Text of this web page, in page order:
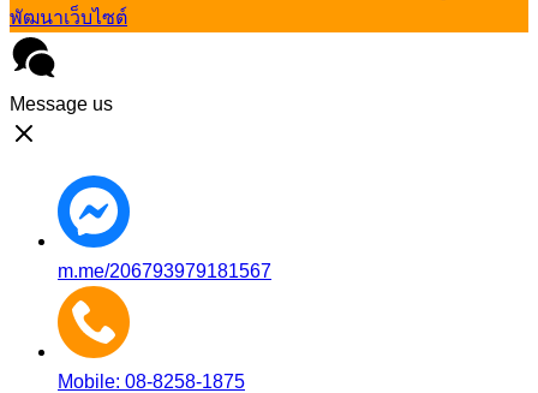
พัฒนาเว็บไซต์
Message us
m.me/206793979181567
Mobile: 08-8258-1875